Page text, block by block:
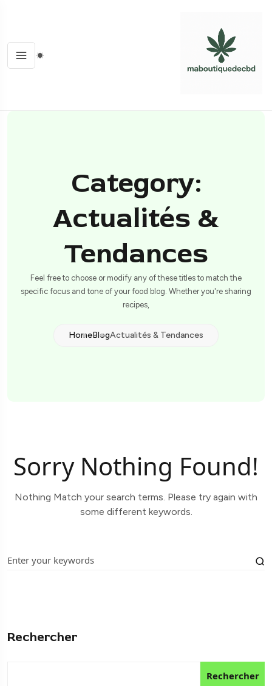
Category:
Actualités &
Tendances
Feel free to choose or modify any of these titles to match the
specific focus and tone of your food blog. Whether you're sharing
recipes,
HomeBlogActualités & Tendances
Sorry Nothing Found!
Nothing Match your search terms. Please try again with
some different keywords.
Rechercher
Rechercher